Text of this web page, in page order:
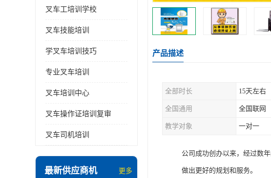
叉车工培训学校
叉车技能培训
学叉车培训技巧
专业叉车培训
叉车培训中心
叉车操作证培训复审
叉车司机培训
最新供应商机 更多
产品描述
全部时长 15天左右
全国通用 全国联网
教学对象 一对一
公司成功创办以来，经过数
做出更好的规划和服务。